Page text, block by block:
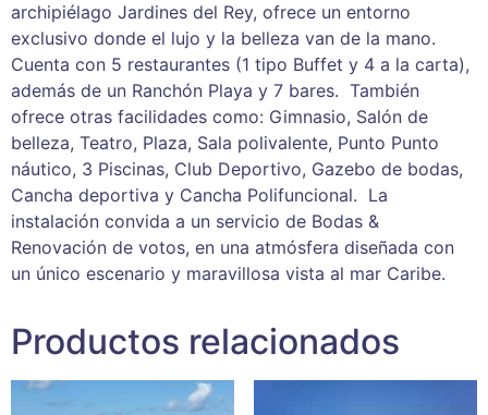
archipiélago Jardines del Rey, ofrece un entorno
exclusivo donde el lujo y la belleza van de la mano.
Cuenta con 5 restaurantes (1 tipo Buffet y 4 a la carta),
además de un Ranchón Playa y 7 bares. También
ofrece otras facilidades como: Gimnasio, Salón de
belleza, Teatro, Plaza, Sala polivalente, Punto Punto
náutico, 3 Piscinas, Club Deportivo, Gazebo de bodas,
Cancha deportiva y Cancha Polifuncional. La
instalación convida a un servicio de Bodas &
Renovación de votos, en una atmósfera diseñada con
un único escenario y maravillosa vista al mar Caribe.
Productos relacionados